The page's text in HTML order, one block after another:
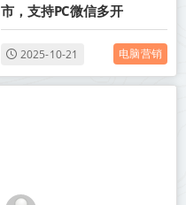
市，支持PC微信多开
2025-10-21 电脑营销